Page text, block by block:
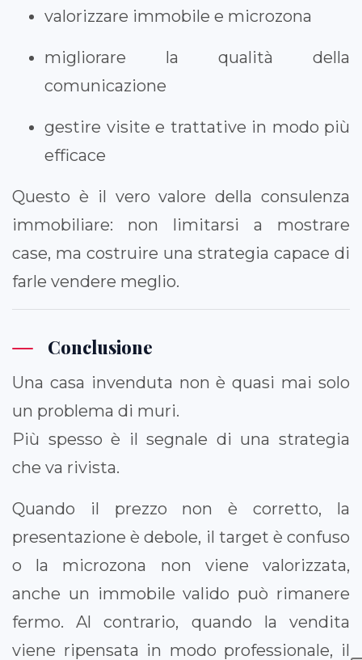
valorizzare immobile e microzona
migliorare la qualità della
comunicazione
gestire visite e trattative in modo più
efficace
Questo è il vero valore della consulenza
immobiliare: non limitarsi a mostrare
case, ma costruire una strategia capace di
farle vendere meglio.
Conclusione
Una casa invenduta non è quasi mai solo
un problema di muri.
Più spesso è il segnale di una strategia
che va rivista.
Quando il prezzo non è corretto, la
presentazione è debole, il target è confuso
o la microzona non viene valorizzata,
anche un immobile valido può rimanere
fermo. Al contrario, quando la vendita
viene ripensata in modo professionale, il